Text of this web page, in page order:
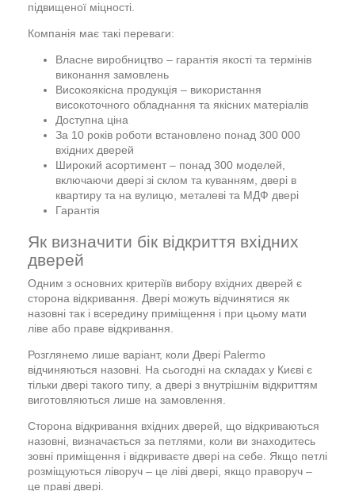
підвищеної міцності.
Компанія має такі переваги:
Власне виробництво – гарантія якості та термінів
виконання замовлень
Високоякісна продукція – використання
високоточного обладнання та якісних матеріалів
Доступна ціна
За 10 років роботи встановлено понад 300 000
вхідних дверей
Широкий асортимент – понад 300 моделей,
включаючи двері зі склом та куванням, двері в
квартиру та на вулицю, металеві та МДФ двері
Гарантія
Як визначити бік відкриття вхідних
дверей
Одним з основних критеріїв вибору вхідних дверей є
сторона відкривання. Двері можуть відчинятися як
назовні так і всередину приміщення і при цьому мати
ліве або праве відкривання.
Розглянемо лише варіант, коли Двері Palermo
відчиняються назовні. На сьогодні на складах у Києві є
тільки двері такого типу, а двері з внутрішнім відкриттям
виготовляються лише на замовлення.
Сторона відкривання вхідних дверей, що відкриваються
назовні, визначається за петлями, коли ви знаходитесь
зовні приміщення і відкриваєте двері на себе. Якщо петлі
розміщуються ліворуч – це ліві двері, якщо праворуч –
це праві двері.